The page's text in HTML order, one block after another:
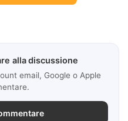
alla discussione
email, Google o Apple